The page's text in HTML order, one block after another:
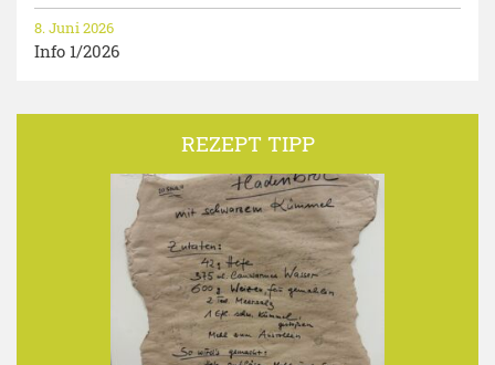
Info 1/2026
8. Juni 2026
REZEPT TIPP